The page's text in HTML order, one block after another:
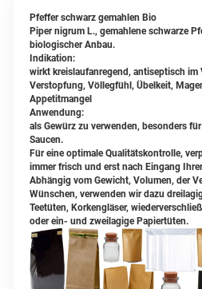
Pfeffer schwarz gemahlen Bio
Piper nigrum L., gemahlene schwarze
biologischer Anbau.
Indikation:
wirkt kreislaufanregend, antiseptisch im
Verstopfung, Völlegfühl, Übelkeit,
Appetitmangel
Anwendung:
als Gewürz zu verwenden, besonders
Saucen.
Für eine optimale Qualitätskontrolle,
immer frisch und erst nach Eingang
Abhängig vom Gewicht, Volumen, der
Wünschen, verwenden wir dazu
Teetüten, Korkengläser,
oder ein- und zweilagige Papiertüten.